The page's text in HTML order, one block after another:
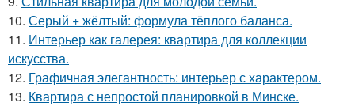
10. Серый + жёлтый: формула тёплого баланса.
11. Интерьер как галерея: квартира для коллекции
искусства.
12. Графичная элегантность: интерьер с характером.
13. Квартира с непростой планировкой в Минске.